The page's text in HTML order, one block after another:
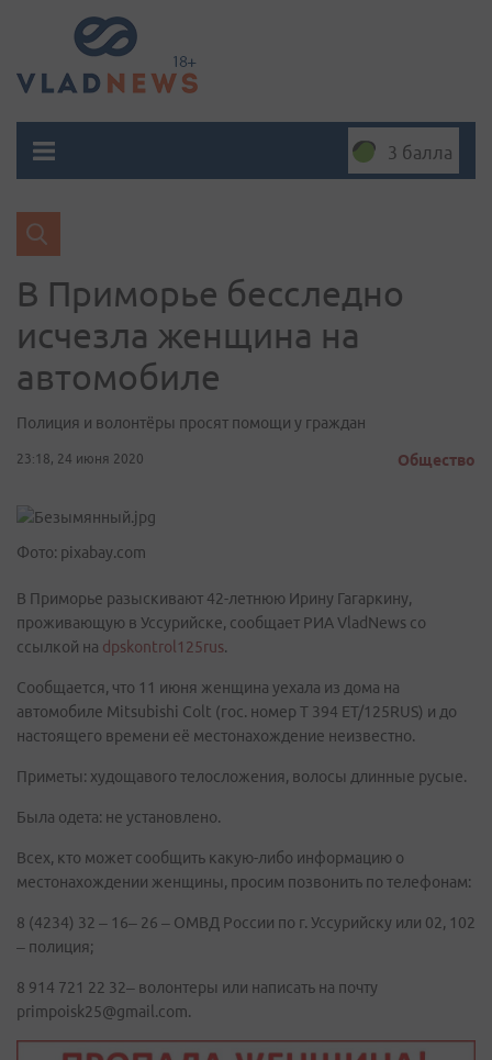
3 балла
В Приморье бесследно
исчезла женщина на
автомобиле
Полиция и волонтёры просят помощи у граждан
23:18, 24 июня 2020 Общество
Фото: pixabay.com
В Приморье разыскивают 42-летнюю Ирину Гагаркину,
проживающую в Уссурийске, сообщает РИА VladNews со
ссылкой на dpskontrol125rus.
Сообщается, что 11 июня женщина уехала из дома на
автомобиле Mitsubishi Colt (гос. номер Т 394 ЕТ/125RUS) и до
настоящего времени её местонахождение неизвестно.
Приметы: худощавого телосложения, волосы длинные русые.
Была одета: не установлено.
Всех, кто может сообщить какую-либо информацию о
местонахождении женщины, просим позвонить по телефонам:
8 (4234) 32 – 16– 26 – ОМВД России по г. Уссурийску или 02, 102
– полиция;
8 914 721 22 32– волонтеры или написать на почту
primpoisk25@gmail.com.